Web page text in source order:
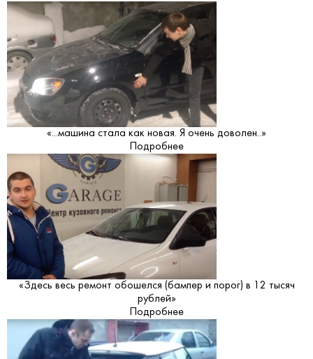
«...машина стала как новая. Я очень доволен..»
Подробнее
«Здесь весь ремонт обошелся (бампер и порог) в 12 тысяч
рублей»
Подробнее